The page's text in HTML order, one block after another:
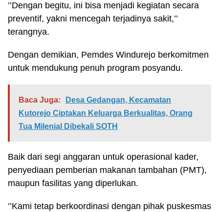
’’Dengan begitu, ini bisa menjadi kegiatan secara
preventif, yakni mencegah terjadinya sakit,’’
terangnya.
Dengan demikian, Pemdes Windurejo berkomitmen
untuk mendukung penuh program posyandu.
Baca Juga:
Desa Gedangan, Kecamatan
Kutorejo Ciptakan Keluarga Berkualitas, Orang
Tua Milenial Dibekali SOTH
Baik dari segi anggaran untuk operasional kader,
penyediaan pemberian makanan tambahan (PMT),
maupun fasilitas yang diperlukan.
’’Kami tetap berkoordinasi dengan pihak puskesmas